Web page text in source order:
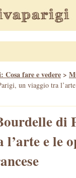
Cosa fare e vedere >
un viaggio tra
di
e le